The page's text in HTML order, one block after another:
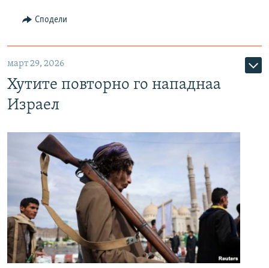
Сподели
март 29, 2026
Хутите повторно го нападнаа
Израел